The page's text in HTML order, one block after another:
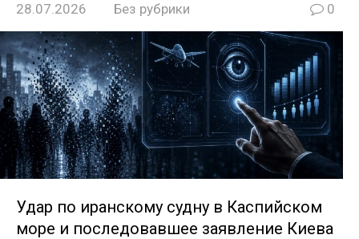
28.07.2026 Без рубрики 0
Удар по иранскому судну в Каспийском
море и последовавшее заявление Киева